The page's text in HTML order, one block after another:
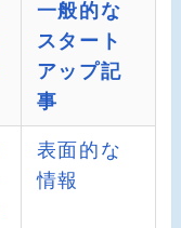
一般的な
スタート
アップ記
事
表面的な
情報